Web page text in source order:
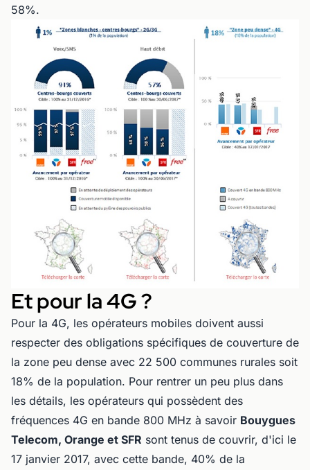
58%.
Et pour la 4G ?
Pour la 4G, les opérateurs mobiles doivent aussi
respecter des obligations spécifiques de couverture de
la zone peu dense avec 22 500 communes rurales soit
18% de la population. Pour rentrer un peu plus dans
les détails, les opérateurs qui possèdent des
fréquences 4G en bande 800 MHz à savoir Bouygues
Telecom, Orange et SFR sont tenus de couvrir, d'ici le
17 janvier 2017, avec cette bande, 40% de la